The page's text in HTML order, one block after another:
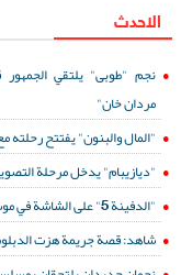
الاحدث
نجم "طوبى" يلتقي
مردان خان"
"المال والبنون" يفتتح
"ديازيبام" يدخل مرحلة
"الدفينة 5" على الشاشة في موسم النوروز
شاهد: قصة جريمة هزت